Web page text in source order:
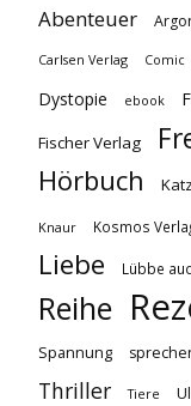
Abenteuer
Carlsen Verlag Comic
Dystopie ebook
Fischer Verlag
Hörbuch
Knaur Kosmos
Liebe Lübbe
Reihe
Spannung
Thriller Tiere